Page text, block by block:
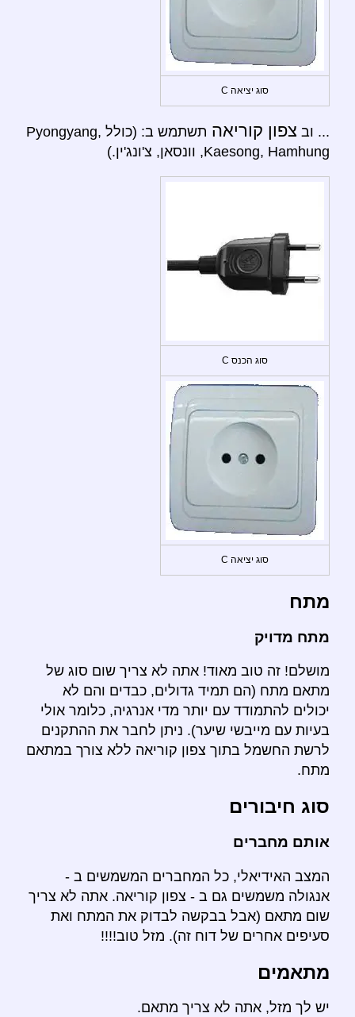
סוג יציאה C
... וב צפון קוריאה
תשתמש ב: (כולל Pyongyang,
Kaesong, Hamhung, וונסאן, צ'ונג'ין.)
סוג הכנס C
סוג יציאה C
מתח
מתח מדויק
מושלם! זה טוב מאוד! אתה לא צריך שום סוג של
מתאם מתח (הם תמיד גדולים, כבדים והם לא
יכולים להתמודד עם יותר מדי אנרגיה, כלומר אולי
בעיות עם מייבשי שיער). ניתן לחבר את ההתקנים
לרשת החשמל בתוך צפון קוריאה ללא צורך במתאם
מתח.
סוג חיבורים
אותם מחברים
המצב האידיאלי, כל המחברים המשמשים ב -
אנגולה משמשים גם ב - צפון קוריאה. אתה לא צריך
שום מתאם (אבל בבקשה לבדוק את המתח ואת
סעיפים אחרים של דוח זה). מזל טוב!!!!
מתאמים
יש לך מזל, אתה לא צריך מתאם.